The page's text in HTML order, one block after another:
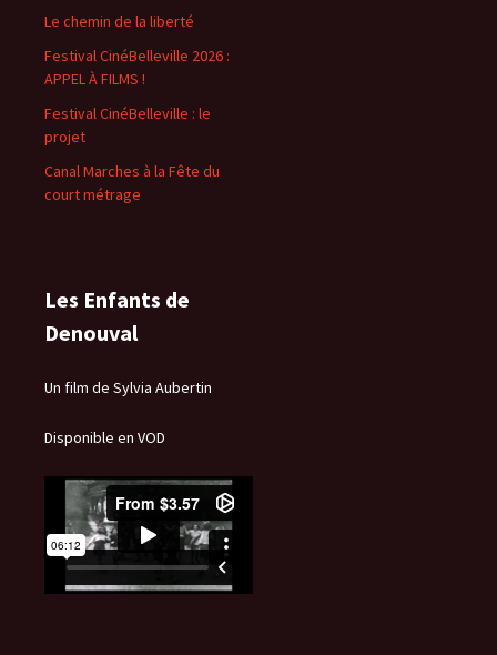
Le chemin de la liberté
Festival CinéBelleville 2026 :
APPEL À FILMS !
Festival CinéBelleville : le
projet
Canal Marches à la Fête du
court métrage
Les Enfants de
Denouval
Un film de Sylvia Aubertin
Disponible en VOD